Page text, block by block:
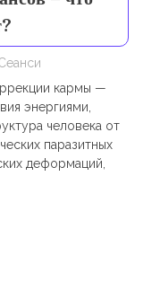
кармы —
энергиями,
человека от
паразитных
деформаций,